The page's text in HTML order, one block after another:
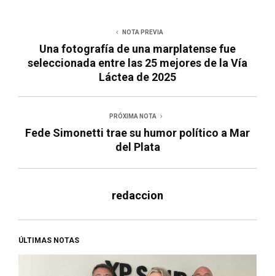
NOTA PREVIA
Una fotografía de una marplatense fue
seleccionada entre las 25 mejores de la Vía
Láctea de 2025
PRÓXIMA NOTA
Fede Simonetti trae su humor político a Mar
del Plata
redaccion
ÚLTIMAS NOTAS